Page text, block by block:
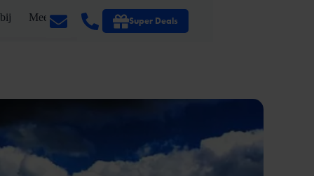
Meer Super Deals